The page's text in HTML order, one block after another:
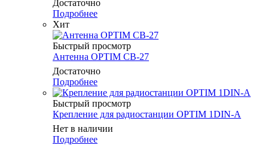
Достаточно
Подробнее
Хит
Быстрый просмотр
Антенна OPTIM CB-27
Достаточно
Подробнее
Быстрый просмотр
Крепление для радиостанции OPTIM 1DIN-A
Нет в наличии
Подробнее